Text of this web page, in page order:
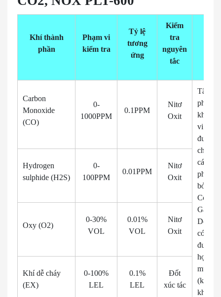
Khí thành
phần
Phạm vi
kiểm tra
Tỷ lệ
tương
ứng
Kiểm
tra
nguyên
tắc
Carbon
Monoxide
(CO)
0-
1000PPM
0.1PPM
Nitơ
Oxit
Tất cả
phát
khí
vi có
được
chỉnh,
các khí
phát
bởi các
Gas
có thể
được
hợp
muốn.
(khí
không
Hydrogen
sulphide (H2S)
0-
100PPM
0.01PPM
Nitơ
Oxit
Oxy (O2)
0-30%
VOL
0.01%
VOL
Nitơ
Oxit
Khí dễ cháy
(EX)
0-100%
LEL
0.1%
LEL
Đốt
xúc tác